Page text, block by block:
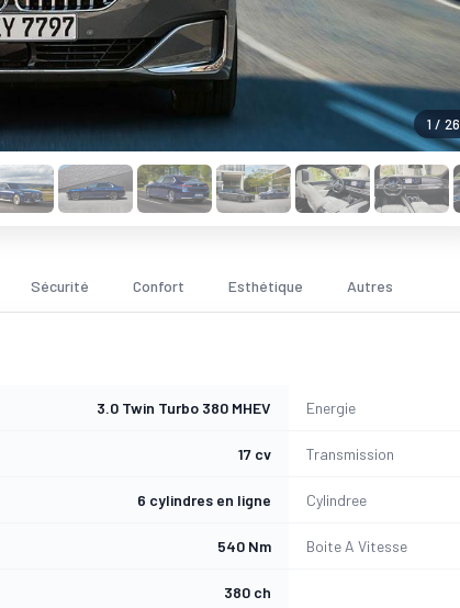
1 / 26
Sécurité Confort Esthétique Autres
3.0 Twin Turbo 380 MHEV Energie
17 cv Transmission
6 cylindres en ligne Cylindree
540 Nm Boite A Vitesse
380 ch